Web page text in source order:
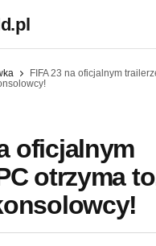
FIFA 23 na oficjalnym
oficjalnym
otrzyma